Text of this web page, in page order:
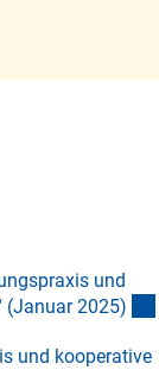
und
(Januar 2025)
und kooperative